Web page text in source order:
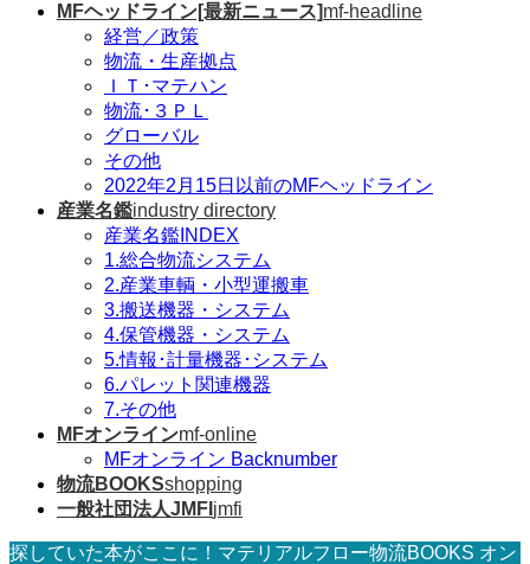
MFヘッドライン[最新ニュース]mf-headline
経営／政策
物流・生産拠点
ＩＴ･マテハン
物流･３ＰＬ
グローバル
その他
2022年2月15日以前のMFヘッドライン
産業名鑑industry directory
産業名鑑INDEX
1.総合物流システム
2.産業車輌・小型運搬車
3.搬送機器・システム
4.保管機器・システム
5.情報･計量機器･システム
6.パレット関連機器
7.その他
MFオンラインmf-online
MFオンライン Backnumber
物流BOOKSshopping
一般社団法人JMFI jmfi
探していた本がここに！マテリアルフロー物流BOOKS オン